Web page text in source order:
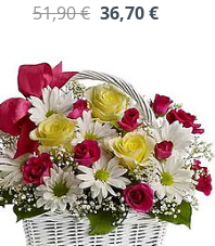
51,90 € 36,70€